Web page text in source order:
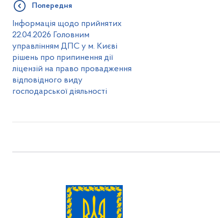
Попередня
Інформація щодо прийнятих
22.04.2026 Головним
управлінням ДПС у м. Києві
рішень про припинення дії
ліцензій на право провадження
відповідного виду
господарської діяльності